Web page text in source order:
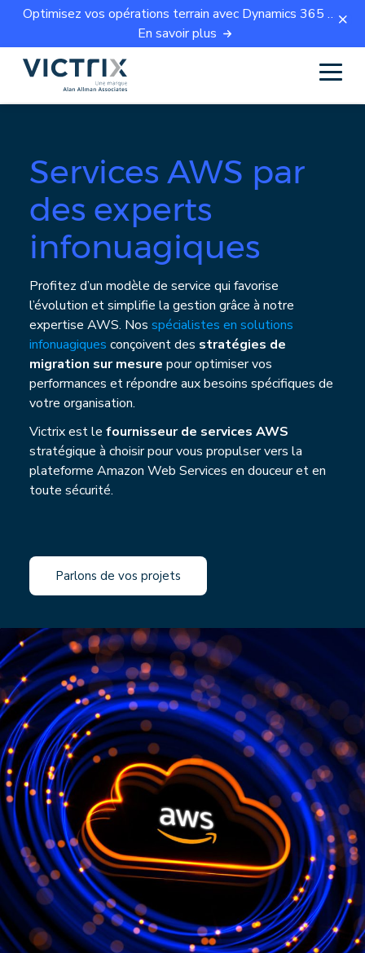
Optimisez vos opérations terrain avec Dynamics 365 Field Service.
En savoir plus
Services AWS par
des experts
infonuagiques
Profitez d’un modèle de service qui favorise
l’évolution et simplifie la gestion grâce à notre
expertise AWS. Nos spécialistes en solutions
infonuagiques conçoivent des stratégies de
migration sur mesure pour optimiser vos
performances et répondre aux besoins spécifiques de
votre organisation.
Victrix est le fournisseur de services AWS
stratégique à choisir pour vous propulser vers la
plateforme Amazon Web Services en douceur et en
toute sécurité.
Parlons de vos projets